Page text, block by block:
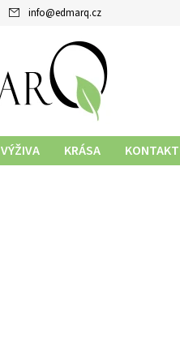
info@edmarq.cz
VÝŽIVA KRÁSA